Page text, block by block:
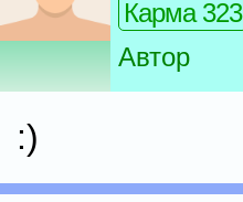
Карма 323
Автор
:)